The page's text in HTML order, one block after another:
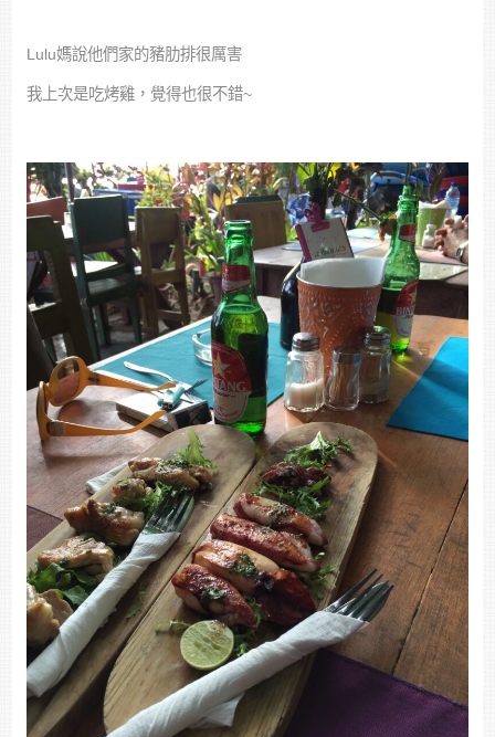
Lulu媽說他們家的豬肋排很厲害
我上次是吃烤雞，覺得也很不錯~